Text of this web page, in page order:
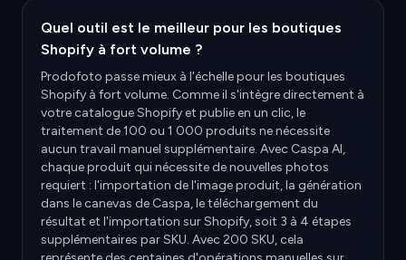
Quel outil est le meilleur pour les boutiques
Shopify à fort volume ?
Prodofoto passe mieux à l'échelle pour les boutiques
Shopify à fort volume. Comme il s'intègre directement à
votre catalogue Shopify et publie en un clic, le
traitement de 100 ou 1 000 produits ne nécessite
aucun travail manuel supplémentaire. Avec Caspa AI,
chaque produit qui nécessite de nouvelles photos
requiert : l'importation de l'image produit, la génération
dans le canevas de Caspa, le téléchargement du
résultat et l'importation sur Shopify, soit 3 à 4 étapes
supplémentaires par SKU. Avec 200 SKU, cela